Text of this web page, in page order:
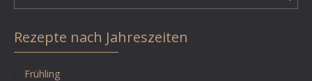
Rezepte nach Jahreszeiten
Frühling